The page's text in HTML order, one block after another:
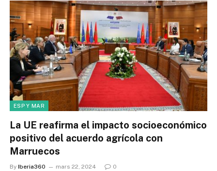
ESP Y MAR
La UE reafirma el impacto socioeconómico
positivo del acuerdo agrícola con
Marruecos
By Iberia360 mars 22, 2024 0